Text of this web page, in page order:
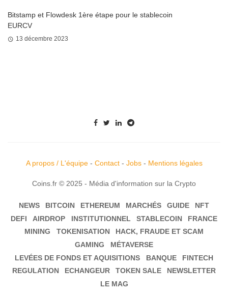
Bitstamp et Flowdesk 1ère étape pour le stablecoin
EURCV
13 décembre 2023
A propos / L'équipe- Contact- Jobs- Mentions légales
Coins.fr © 2025 - Média d'information sur la Crypto
NEWS BITCOIN ETHEREUM MARCHÉS GUIDE
NFT
DEFI
AIRDROP INSTITUTIONNEL STABLECOIN
FRANCE
MINING
TOKENISATION
HACK, FRAUDE ET SCAM
GAMING
MÉTAVERSE
LEVÉES DE FONDS ET AQUISITIONS
BANQUE
FINTECH
REGULATION
ECHANGEUR TOKEN SALE
NEWSLETTER
LE MAG